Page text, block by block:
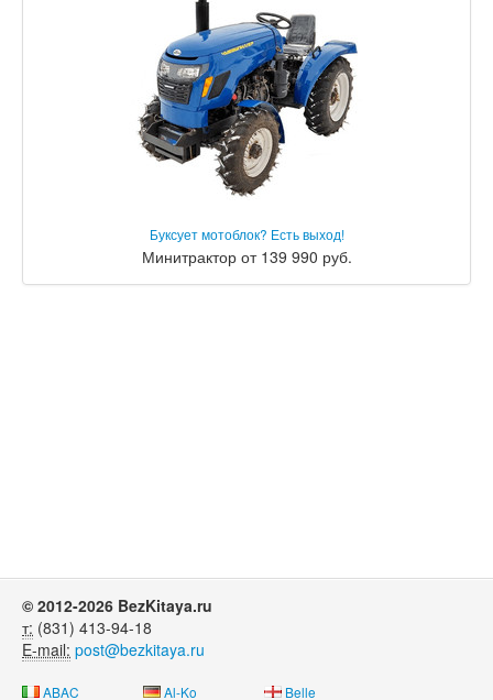
Буксует мотоблок? Есть выход!
Минитрактор от 139 990 руб.
© 2012-2026 BezKitaya.ru
т: (831) 413-94-18
E-mail: post@bezkitaya.ru
ABAC Al-Ko Belle